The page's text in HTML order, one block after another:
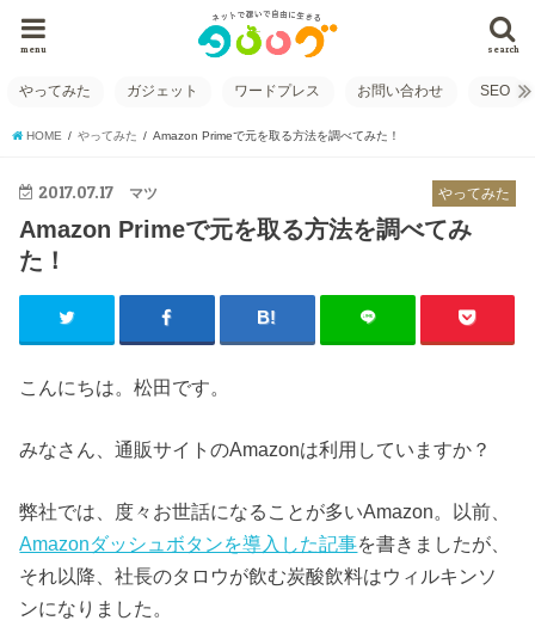
search
menu
やってみた ガジェット ワードプレス お問い合わせ SEO
HOME やってみた Amazon Primeで元を取る方法を調べてみた！
やってみた
2017.07.17 マツ
Amazon Primeで元を取る方法を調べてみ
た！
こんにちは。松田です。
みなさん、通販サイトのAmazonは利用していますか？
弊社では、度々お世話になることが多いAmazon。以前、
Amazonダッシュボタンを導入した記事を書きましたが、
それ以降、社長のタロウが飲む炭酸飲料はウィルキンソ
ンになりました。